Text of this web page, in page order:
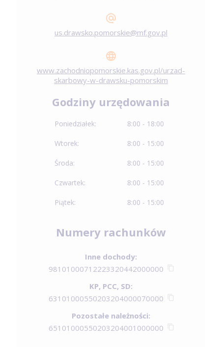
us.drawsko.pomorskie@mf.gov.pl
www.zachodniopomorskie.kas.gov.pl/urzad-
skarbowy-w-drawsku-pomorskim
Godziny urzędowania
Poniedziałek: 8:00 - 18:00
Wtorek: 8:00 - 15:00
Środa: 8:00 - 15:00
Czwartek: 8:00 - 15:00
Piątek: 8:00 - 15:00
Numery rachunków
Inne dochody:
98101000712223320442000000
KP, PCC, SD:
63101000550203204000070000
Pozostałe należności:
65101000550203204001000000